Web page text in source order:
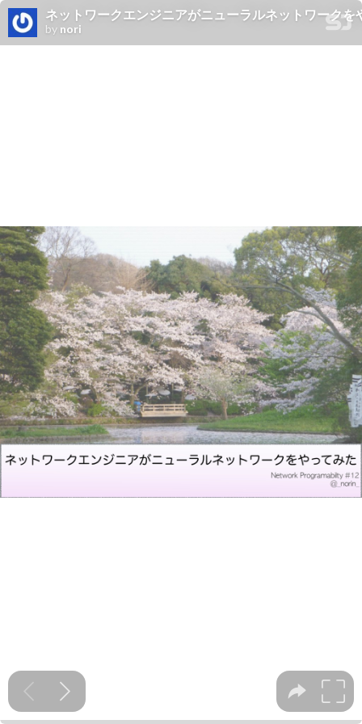
ネットワークエンジニアがニューラルネットワークを
by nori